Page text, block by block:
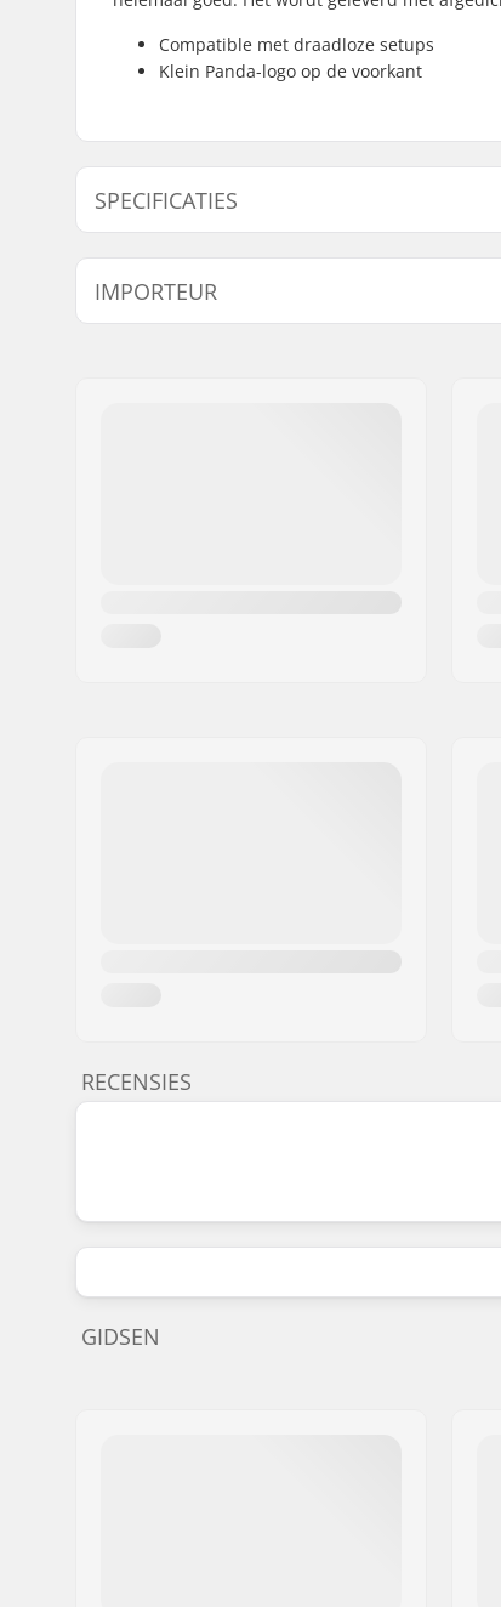
Compatible met draadloze setups
Klein Panda-logo op de voorkant
SPECIFICATIES
Headsettype:
Compatibel met:
Lager type:
IMPORTEUR
RECENSIES
GIDSEN